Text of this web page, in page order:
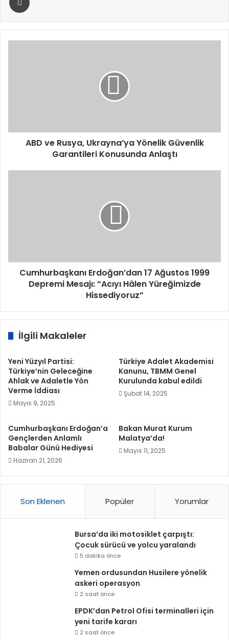
Anlaştı
ABD ve Rusya, Ukrayna’ya Yönelik Güvenlik
Garantileri Konusunda Anlaştı
Hâlen
Yüreğimizde
Hissediyoruz”
Cumhurbaşkanı Erdoğan’dan 17 Ağustos 1999
Depremi Mesajı: “Acıyı Hâlen Yüreğimizde
Hissediyoruz”
İlgili Makaleler
Yeni Yüzyıl Partisi:
Türkiye’nin Geleceğine
Ahlak ve Adaletle Yön
Verme İddiası
Mayıs 9, 2025
Türkiye Adalet Akademisi
Kanunu, TBMM Genel
Kurulunda kabul edildi
Şubat 14, 2025
Cumhurbaşkanı Erdoğan’a
Gençlerden Anlamlı
Babalar Günü Hediyesi
Haziran 21, 2026
Bakan Murat Kurum
Malatya’da!
Mayıs 11, 2025
Son Eklenen Popüler Yorumlar
Bursa’da iki motosiklet çarpıştı:
Çocuk sürücü ve yolcu yaralandı
5 dakika önce
Yemen ordusundan Husilere yönelik
askeri operasyon
2 saat önce
EPDK’dan Petrol Ofisi terminalleri için
yeni tarife kararı
2 saat önce